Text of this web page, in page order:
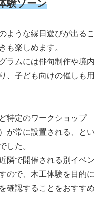
験ゾーン
ような縁日遊びが出るこ
も楽しめます。
ラムには俳句制作や境内
、子ども向けの催しも用
特定のワークショップ
が常に設置される、とい
した。
隣で開催される別イベン
ので、木工体験を目的に
確認することをおすすめ